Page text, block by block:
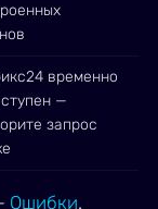
временно
—
запрос
Ошибки.